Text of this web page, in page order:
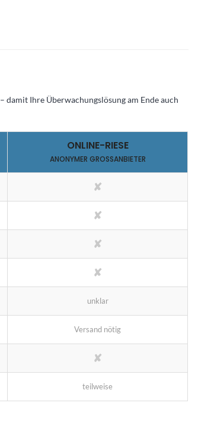
– damit Ihre Überwachungslösung am Ende auch
ONLINE-RIESE
ANONYMER GROSSANBIETER
✘
✘
✘
✘
unklar
Versand nötig
✘
teilweise